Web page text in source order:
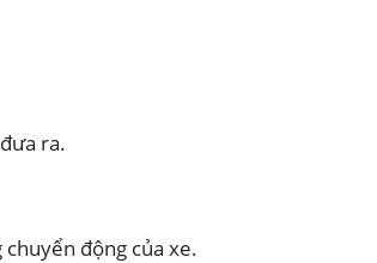
ra.
động của xe.